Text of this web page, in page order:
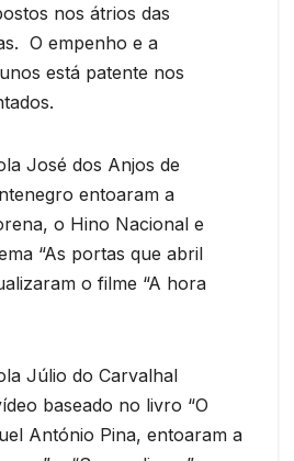
nos átrios das
O empenho e a
está patente nos
José dos Anjos de
entoaram a
o Hino Nacional e
“As portas que abril
o filme “A hora
Júlio do Carvalhal
baseado no livro “O
António Pina, entoaram a